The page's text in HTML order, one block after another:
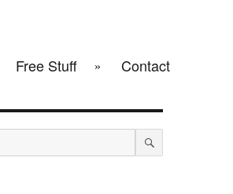
Free Stuff Contact
SEARCH